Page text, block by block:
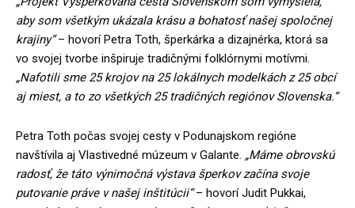
aby som všetkým ukázala krásu a bohatosť našej spoločnej
krajiny“– hovorí Petra Toth, šperkárka a dizajnérka, ktorá sa
vo svojej tvorbe inšpiruje tradičnými folklórnymi motívmi.
„Nafotili sme 25 krojov na 25 lokálnych modelkách z 25 obcí
aj miest, a to zo všetkých 25 tradičných regiónov Slovenska.“
Petra Toth počas svojej cesty v Podunajskom regióne
navštívila aj Vlastivedné múzeum v Galante. „Máme obrovskú
radosť, že táto výnimočná výstava šperkov začína svoje
putovanie práve v našej inštitúcii“– hovorí Judit Pukkai,